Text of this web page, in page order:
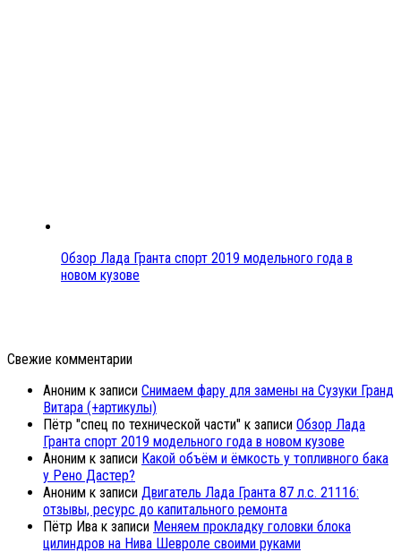
Обзор Лада Гранта спорт 2019 модельного года в
новом кузове
Свежие комментарии
Аноним к записи Снимаем фару для замены на Сузуки Гранд
Витара (+артикулы)
Пётр "спец по технической части" к записи Обзор Лада
Гранта спорт 2019 модельного года в новом кузове
Аноним к записи Какой объём и ёмкость у топливного бака
у Рено Дастер?
Аноним к записи Двигатель Лада Гранта 87 л.с. 21116:
отзывы, ресурс до капитального ремонта
Пётр Ива к записи Меняем прокладку головки блока
цилиндров на Нива Шевроле своими руками